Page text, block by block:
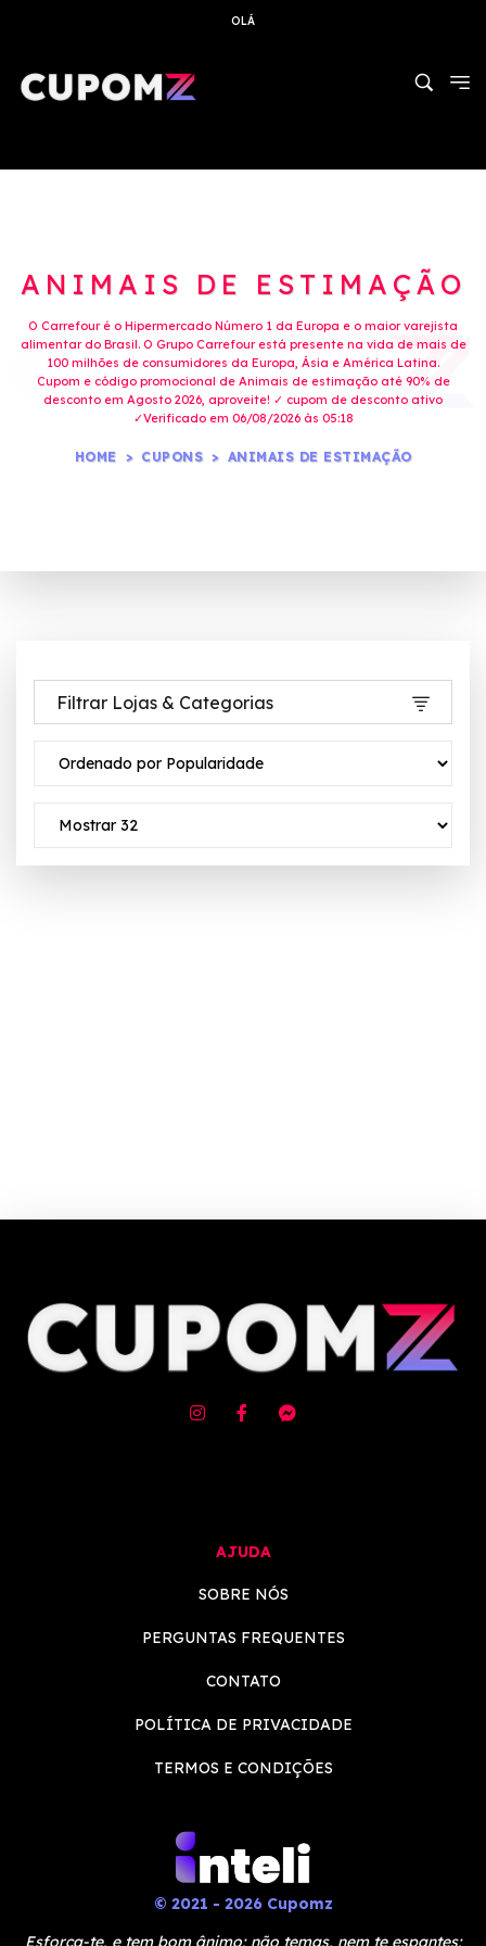
OLÁ
ANIMAIS DE ESTIMAÇÃO
O Carrefour é o Hipermercado Número 1 da Europa e o maior varejista
alimentar do Brasil. O Grupo Carrefour está presente na vida de mais de
100 milhões de consumidores da Europa, Ásia e América Latina.
Cupom e código promocional de Animais de estimação até 90% de
desconto em Agosto 2026, aproveite! ✓ cupom de desconto ativo
✓Verificado em 06/08/2026 às 05:18
HOME CUPONS ANIMAIS DE ESTIMAÇÃO
Filtrar Lojas & Categorias
AJUDA
SOBRE NÓS
PERGUNTAS FREQUENTES
CONTATO
POLÍTICA DE PRIVACIDADE
TERMOS E CONDIÇÕES
© 2021 - 2026 Cupomz
Esforça-te, e tem bom ânimo; não temas, nem te espantes;